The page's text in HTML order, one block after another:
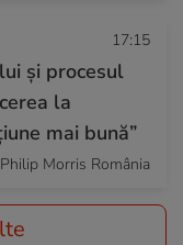
17:15
și procesul
la
mai bună”
Morris România